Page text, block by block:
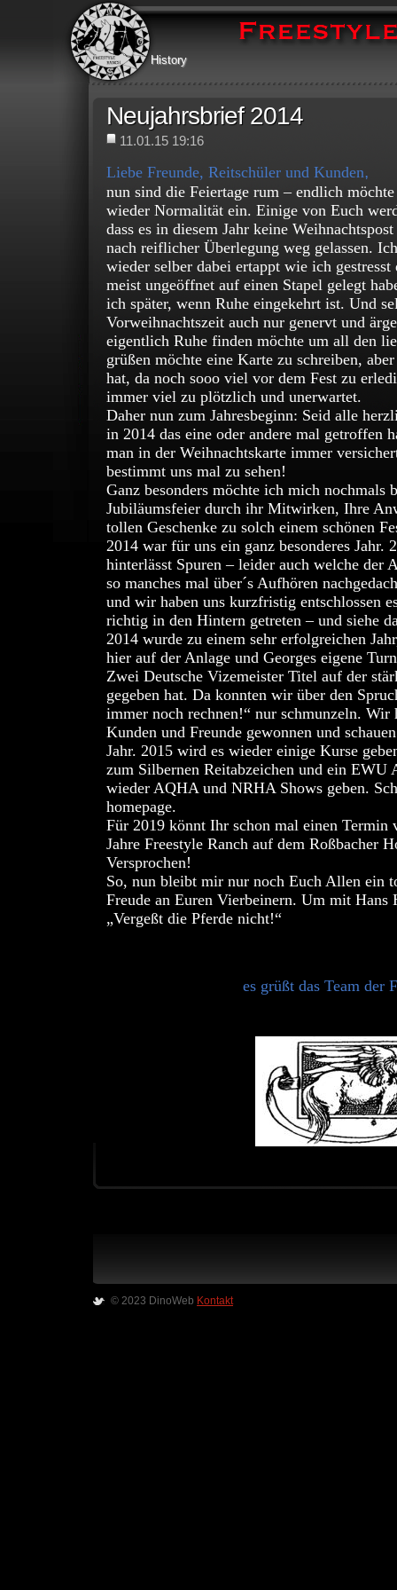
History
Neujahrsbrief 2014
11.01.15 19:16
Liebe Freunde, Reitschüler und Kunden,
nun sind die Feiertage rum – endlich
wieder Normalität ein. Einige von Euch
dass es in diesem Jahr keine
nach reiflicher Überlegung weg gelassen.
wieder selber dabei ertappt wie ich
meist ungeöffnet auf einen Stapel gelegt
ich später, wenn Ruhe eingekehrt ist. Und
Vorweihnachtszeit auch nur genervt und
eigentlich Ruhe finden möchte um all den
grüßen möchte eine Karte zu schreiben,
hat, da noch sooo viel vor dem Fest zu
immer viel zu plötzlich und unerwartet.
Daher nun zum Jahresbeginn: Seid alle
in 2014 das eine oder andere mal getroffen
man in der Weihnachtskarte immer
bestimmt uns mal zu sehen!
Ganz besonders möchte ich mich nochmals
Jubiläumsfeier durch ihr Mitwirken, Ihre
tollen Geschenke zu solch einem schönen
2014 war für uns ein ganz besonderes Jahr.
hinterlässt Spuren – leider auch welche der
so manches mal über´s Aufhören
und wir haben uns kurzfristig entschlossen
richtig in den Hintern getreten – und siehe
2014 wurde zu einem sehr erfolgreichen
hier auf der Anlage und Georges eigene
Zwei Deutsche Vizemeister Titel auf der
gegeben hat. Da konnten wir über den
immer noch rechnen!“ nur schmunzeln. Wir
Kunden und Freunde gewonnen und
Jahr. 2015 wird es wieder einige Kurse
zum Silbernen Reitabzeichen und ein
wieder AQHA und NRHA Shows geben.
homepage.
Für 2019 könnt Ihr schon mal einen
Jahre Freestyle Ranch auf dem Roßbacher
Versprochen!
So, nun bleibt mir nur noch Euch Allen ein
Freude an Euren Vierbeinern. Um mit Hans
„Vergeßt die Pferde nicht!“
es grüßt das Team der
© 2023 DinoWeb Kontakt